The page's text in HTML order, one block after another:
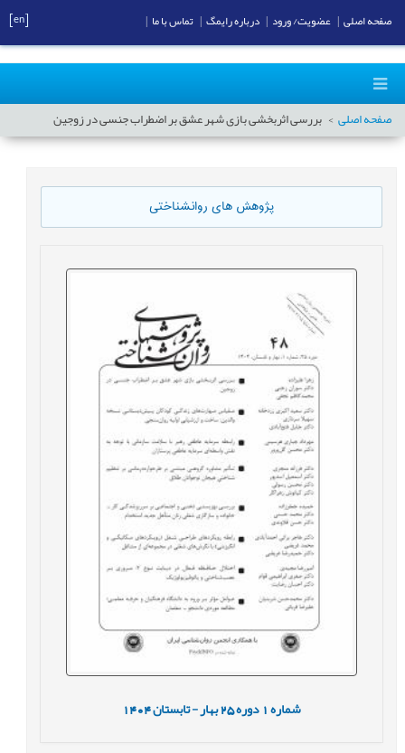
صفحه اصلی بررسی اثربخشی بازی شهر عشق بر اضطراب جنسی در زوجین
پژوهش های روانشناختی
شماره1 دوره25 بهار - تابستان1404
صفحه اصلی عضویت/ ورود درباره رایمگ تماس با ما